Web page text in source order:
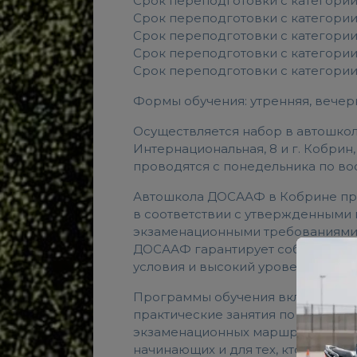
Срок переподготовки с категории
Срок переподготовки с категории
Срок переподготовки с категории
Срок переподготовки с категории
Формы обучения: утренняя,
Осуществляется набор в
Интернациональная, 8 и г. Кобрин,
проводятся с понедельника по
Автошкола ДОСААФ в Кобрине
в соответствии с
экзаменационными
ДОСААФ гарантирует соблюдение
условия и высокий уровень
Программы обучения включают
практические занятия по
экзаменационных маршрутов.
начинающих и для тех, кто